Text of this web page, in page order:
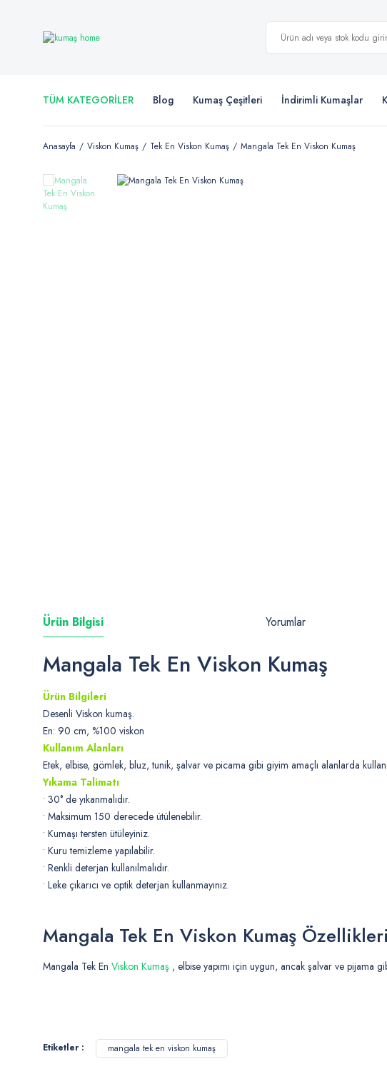
TÜM KATEGORİLER Blog Kumaş Çeşitleri İndirimli Kumaşlar
Anasayfa Viskon Kumaş Tek En Viskon Kumaş Mangala Tek En Viskon Kumaş
Ürün Bilgisi Yorumlar
Mangala Tek En Viskon Kumaş
Ürün Bilgileri
Desenli Viskon kumaş.
En: 90 cm, %100 viskon
Kullanım Alanları
Etek, elbise, gömlek, bluz, tunik, şalvar ve picama gibi giyim amaçlı alanlarda
Yıkama Talimatı
• 30° de yıkanmalıdır.
• Maksimum 150 derecede ütülenebilir.
• Kumaşı tersten ütüleyiniz.
• Kuru temizleme yapılabilir.
• Renkli deterjan kullanılmalıdır.
• Leke çıkarıcı ve optik deterjan kullanmayınız.
Mangala Tek En Viskon Kumaş Özellikleri
Mangala Tek En Viskon Kumaş , elbise yapımı için uygun, ancak şalvar ve pijama
Ürün resmi kalitesiz, bozuk veya görüntülenemiyor.
Etiketler : mangala tek en viskon kumaş